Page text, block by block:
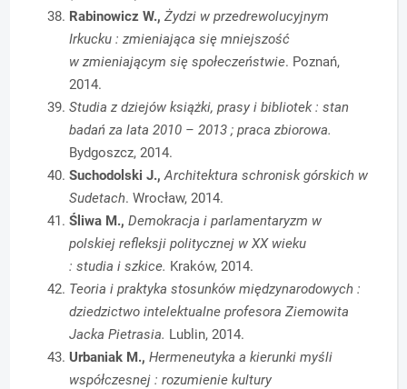
Rabinowicz W., Żydzi w przedrewolucyjnym
Irkucku : zmieniająca się mniejszość
w zmieniającym się społeczeństwie. Poznań,
2014.
Studia z dziejów książki, prasy i bibliotek : stan
badań za lata 2010 – 2013 ; praca zbiorowa.
Bydgoszcz, 2014.
Suchodolski J., Architektura schronisk górskich w
Sudetach. Wrocław, 2014.
Śliwa M., Demokracja i parlamentaryzm w
polskiej refleksji politycznej w XX wieku
: studia i szkice. Kraków, 2014.
Teoria i praktyka stosunków międzynarodowych :
dziedzictwo intelektualne profesora Ziemowita
Jacka Pietrasia. Lublin, 2014.
Urbaniak M., Hermeneutyka a kierunki myśli
współczesnej : rozumienie kultury